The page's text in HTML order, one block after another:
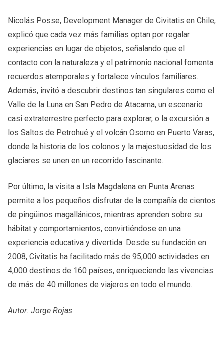
Nicolás Posse, Development Manager de Civitatis en Chile,
explicó que cada vez más familias optan por regalar
experiencias en lugar de objetos, señalando que el
contacto con la naturaleza y el patrimonio nacional fomenta
recuerdos atemporales y fortalece vínculos familiares.
Además, invitó a descubrir destinos tan singulares como el
Valle de la Luna en San Pedro de Atacama, un escenario
casi extraterrestre perfecto para explorar, o la excursión a
los Saltos de Petrohué y el volcán Osorno en Puerto Varas,
donde la historia de los colonos y la majestuosidad de los
glaciares se unen en un recorrido fascinante.
Por último, la visita a Isla Magdalena en Punta Arenas
permite a los pequeños disfrutar de la compañía de cientos
de pingüinos magallánicos, mientras aprenden sobre su
hábitat y comportamientos, convirtiéndose en una
experiencia educativa y divertida. Desde su fundación en
2008, Civitatis ha facilitado más de 95,000 actividades en
4,000 destinos de 160 países, enriqueciendo las vivencias
de más de 40 millones de viajeros en todo el mundo.
Autor: Jorge Rojas